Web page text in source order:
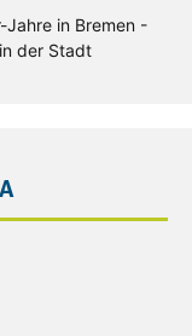
Jahre in Bremen -
der Stadt